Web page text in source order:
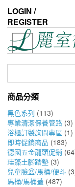
the
content
LOGIN /
REGISTER
鍵
商品分類
黑色系列 (113)
專業清潔保養管路 (3)
浴櫃訂製詢問專區 (1)
即時促銷商品 (183)
德國五金龍頭促銷
珪藻土腳踏墊 (3)
兒童臉盆/馬桶/便斗
馬桶/馬桶蓋 (487)